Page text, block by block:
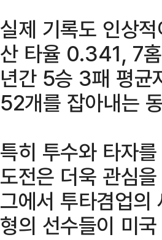
실제 기록도 인상
산 타율 0.341, 7
년간 5승 3패 평
52개를 잡아내는
특히 투수와 타자
도전은 더욱 관심
그에서 투타겸업의
형의 선수들이 미